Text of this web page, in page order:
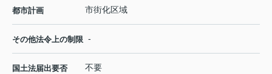
都市計画 市街化区域
その他法令上の制限 -
国土法届出要否 不要